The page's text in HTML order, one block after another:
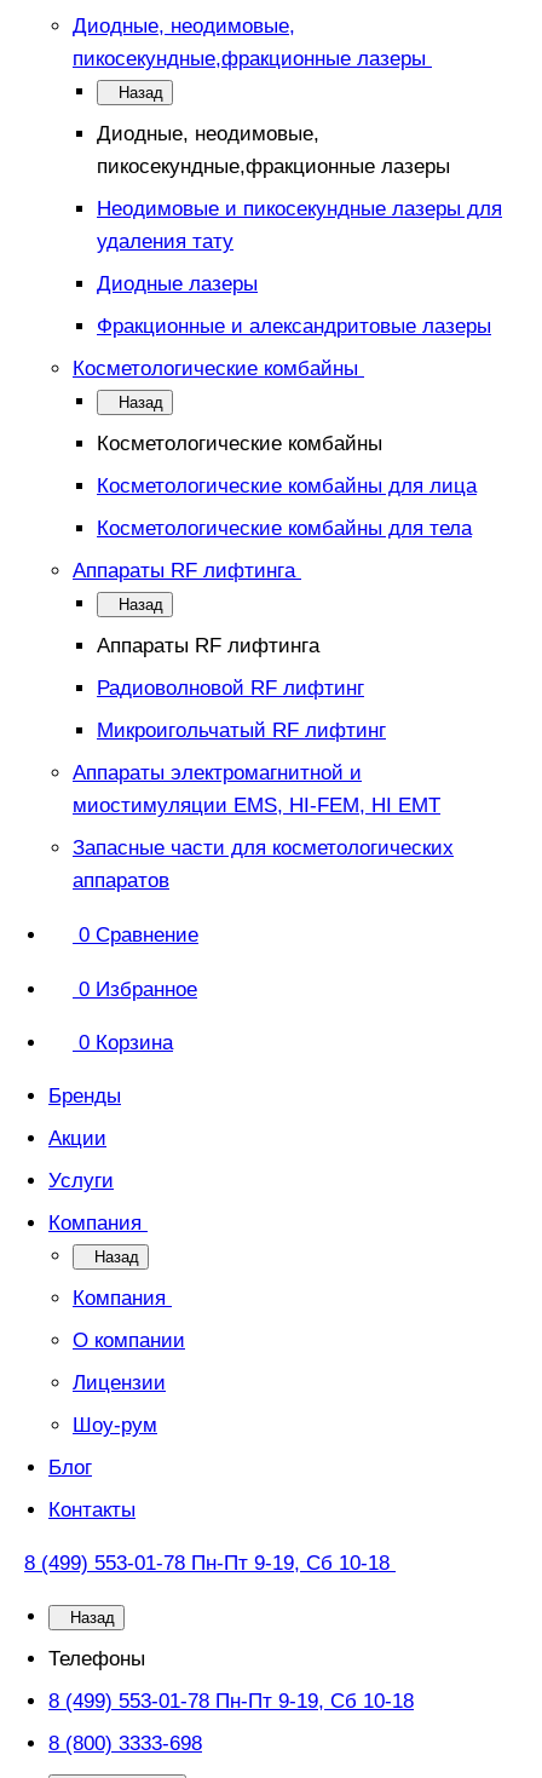
Диодные, неодимовые,
пикосекундные,фракционные лазеры
Назад
Диодные, неодимовые,
пикосекундные,фракционные лазеры
Неодимовые и пикосекундные лазеры для
удаления тату
Диодные лазеры
Фракционные и александритовые лазеры
Косметологические комбайны
Назад
Косметологические комбайны
Косметологические комбайны для лица
Косметологические комбайны для тела
Аппараты RF лифтинга
Назад
Аппараты RF лифтинга
Радиоволновой RF лифтинг
Микроигольчатый RF лифтинг
Аппараты электромагнитной и
миостимуляции EMS, HI-FEM, HI EMT
Запасные части для косметологических
аппаратов
0 Сравнение
0 Избранное
0 Корзина
Бренды
Акции
Услуги
Компания
Назад
Компания
О компании
Лицензии
Шоу-рум
Блог
Контакты
8 (499) 553-01-78 Пн-Пт 9-19, Сб 10-18
Назад
Телефоны
8 (499) 553-01-78 Пн-Пт 9-19, Сб 10-18
8 (800) 3333-698